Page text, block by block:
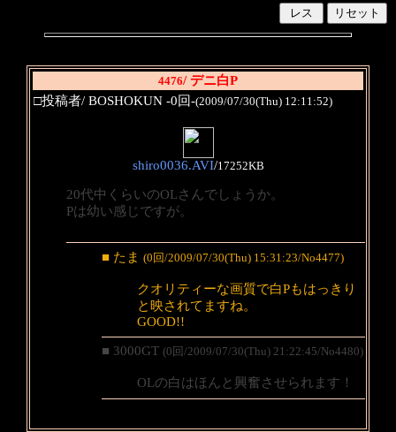
4476/ デニ白P
□投稿者/ BOSHOKUN -0回-(2009/07/30(Thu) 12:11:52)
shiro0036.AVI/17252KB
20代中くらいのOLさんでしょうか。
Pは幼い感じですが。
■ たま (0回/2009/07/30(Thu) 15:31:23/No4477)
クオリティーな画質で白Pもはっきり
と映されてますね。
GOOD!!
■ 3000GT (0回/2009/07/30(Thu) 21:22:45/No4480)
OLの白はほんと興奮させられます！